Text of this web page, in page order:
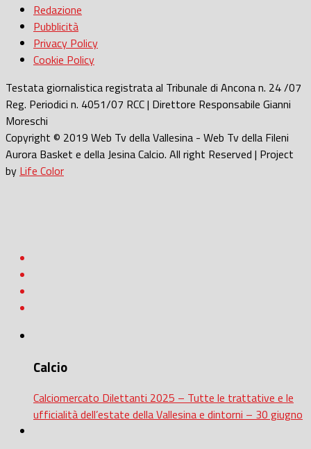
Redazione
Pubblicità
Privacy Policy
Cookie Policy
Testata giornalistica registrata al Tribunale di Ancona n. 24 /07
Reg. Periodici n. 4051/07 RCC | Direttore Responsabile Gianni
Moreschi
Copyright © 2019 Web Tv della Vallesina - Web Tv della Fileni
Aurora Basket e della Jesina Calcio. All right Reserved | Project
by Life Color
Calcio
Calciomercato Dilettanti 2025 – Tutte le trattative e le
ufficialità dell’estate della Vallesina e dintorni – 30 giugno